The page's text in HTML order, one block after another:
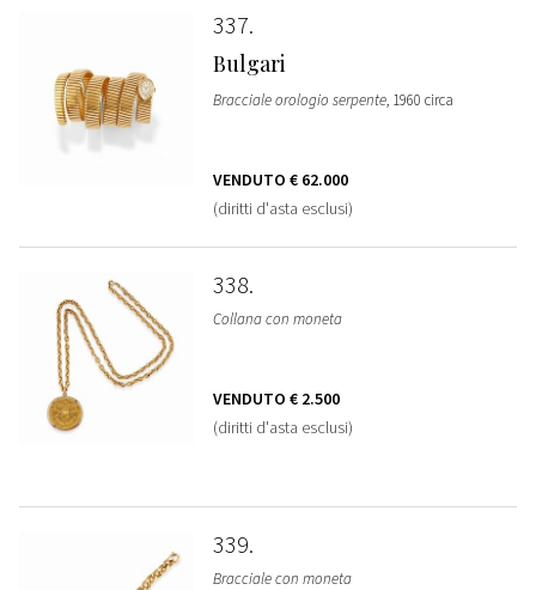
337
Bulgari
Bracciale orologio serpente, 1960 circa
VENDUTO € 62.000
(diritti d'asta esclusi)
338
Collana con moneta
VENDUTO € 2.500
(diritti d'asta esclusi)
339
Bracciale con moneta